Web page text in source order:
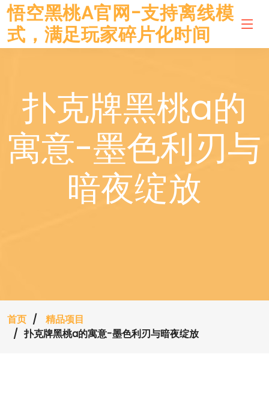
悟空黑桃A官网-支持离线模
式，满足玩家碎片化时间
扑克牌黑桃a的
寓意-墨色利刃与
暗夜绽放
首页
精品项目
扑克牌黑桃a的寓意-墨色利刃与暗夜绽放